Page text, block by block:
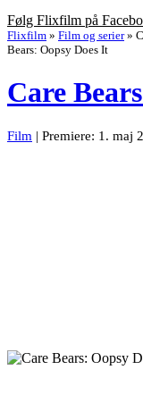
Følg Flixfilm på
Flixfilm » Film og serier »
Bears: Oopsy Does It
Care
Film | Premiere: 1. maj